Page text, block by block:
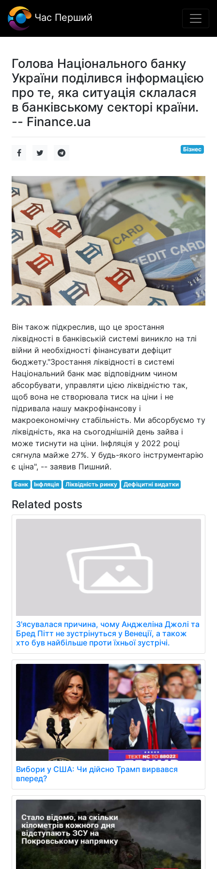
Час Перший
Голова Національного банку
України поділився інформацією
про те, яка ситуація склалася
в банківському секторі країни.
-- Finance.ua
Бізнес
Він також підкреслив, що це зростання
ліквідності в банківській системі виникло на тлі
війни й необхідності фінансувати дефіцит
бюджету."Зростання ліквідності в системі
Національний банк має відповідним чином
абсорбувати, управляти цією ліквідністю так,
щоб вона не створювала тиск на ціни і не
підривала нашу макрофінансову і
макроекономічну стабільність. Ми абсорбуємо ту
ліквідність, яка на сьогоднішній день зайва і
може тиснути на ціни. Інфляція у 2022 році
сягнула майже 27%. У будь-якого інструментарію
є ціна", -- заявив Пишний.
Банк Інфляція Ліквідність ринку Дефіцитні видатки
Related posts
З'ясувалася причина, чому Анджеліна Джолі та
Бред Пітт не зустрінуться у Венеції, а також
хто був найбільше проти їхньої зустрічі.
Вибори у США: Чи дійсно Трамп вирвався
вперед?